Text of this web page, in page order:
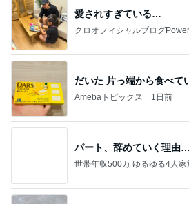
愛されすぎている…
クロオフィシャルブログ
だいた 片っ端から食べて
Amebaトピックス 1日前
パート、辞めていく理由…
世帯年収500万 ゆるゆる4人